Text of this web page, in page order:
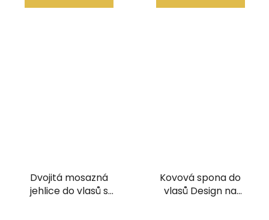
Dvojitá mosazná
jehlice do vlasů s
Kovová spona do
vlasů Design na